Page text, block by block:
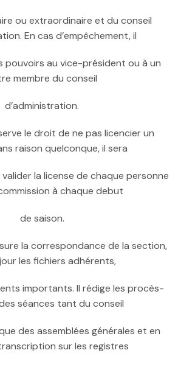
ou extraordinaire et du conseil
En cas d’empêchement, il
pouvoirs au vice-président ou à un
membre du conseil
d’administration.
le droit de ne pas licencier un
raison quelconque, il sera
la license de chaque personne
à chaque debut
de saison.
la correspondance de la section,
les fichiers adhérents,
importants. Il rédige les procès-
séances tant du conseil
des assemblées générales et en
sur les registres